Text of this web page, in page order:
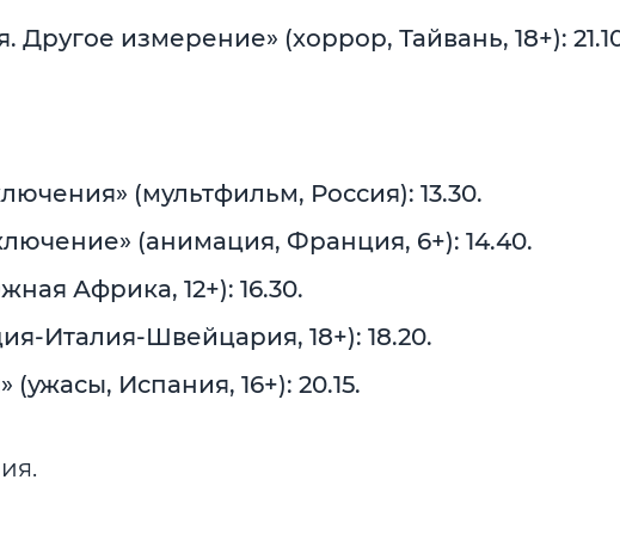
измерение» (хоррор, Тайвань, 18+):
(мультфильм, Россия): 13.30.
(анимация, Франция, 6+): 14.40.
Африка, 12+): 16.30.
Италия-Швейцария, 18+): 18.20.
Испания, 16+): 20.15.